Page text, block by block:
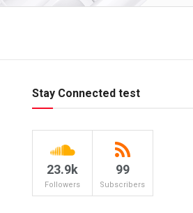
Stay Connected test
23.9k
Followers
99
Subscribers